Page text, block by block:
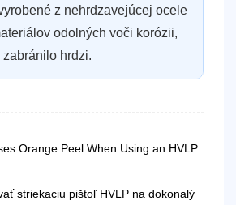
z nehrdzavejúcej ocele
odolných voči korózii,
hrdzi.
Orange Peel When Using an HVLP
striekaciu pištoľ HVLP na dokonalý